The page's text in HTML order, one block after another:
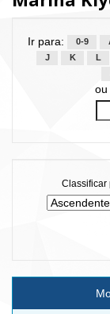
Ir para: 0-9
J
K L
ou
Classificar